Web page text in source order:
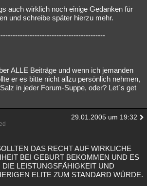
auch wirklich noch einige Gedanken für
und schreibe später hierzu mehr.
ALLE Beiträge und wenn ich jemanden
er es bitte nicht allzu persönlich nehmen,
in jeder Forum-Suppe, oder? Let´s get
29.01.2005 um 19:32
DAS RECHT AUF WIRKLICHE
BEI GEBURT BEKOMMEN UND ES
LEISTUNGSFÄHIGKEIT UND
ELITE ZUM STANDARD WÜRDE.